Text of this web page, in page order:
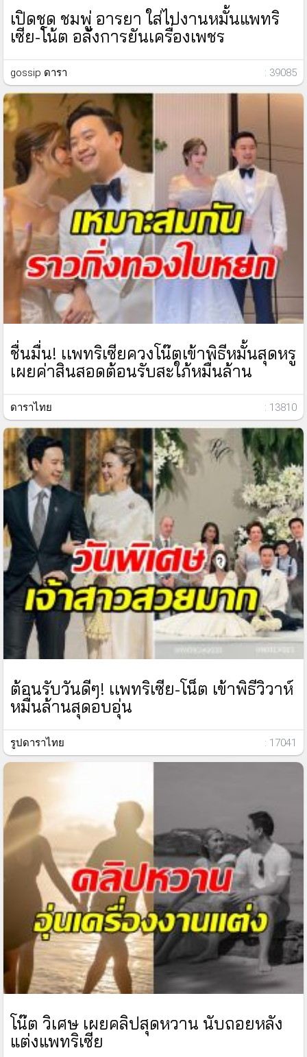
เปิดชุด ชมพู่ อารยา ใส่ไปงานหมั้นแพทริ
เซีย-โน้ต อลังการยันเครื่องเพชร
gossip ดารา : 39085
ชื่นมื่น! เเพทริเซียควงโน๊ตเข้าพิธีหมั้นสุดหรู
เผยค่าสินสอดต้อนรับสะใภ้หมื่นล้าน
ดาราไทย : 13810
ต้อนรับวันดีๆ! เเพทริเซีย-โน็ต เข้าพิธีวิวาห์
หมื่นล้านสุดอบอุ่น
รูปดาราไทย : 17041
โน๊ต วิเศษ เผยคลิปสุดหวาน นับถอยหลัง
แต่งแพทริเซีย